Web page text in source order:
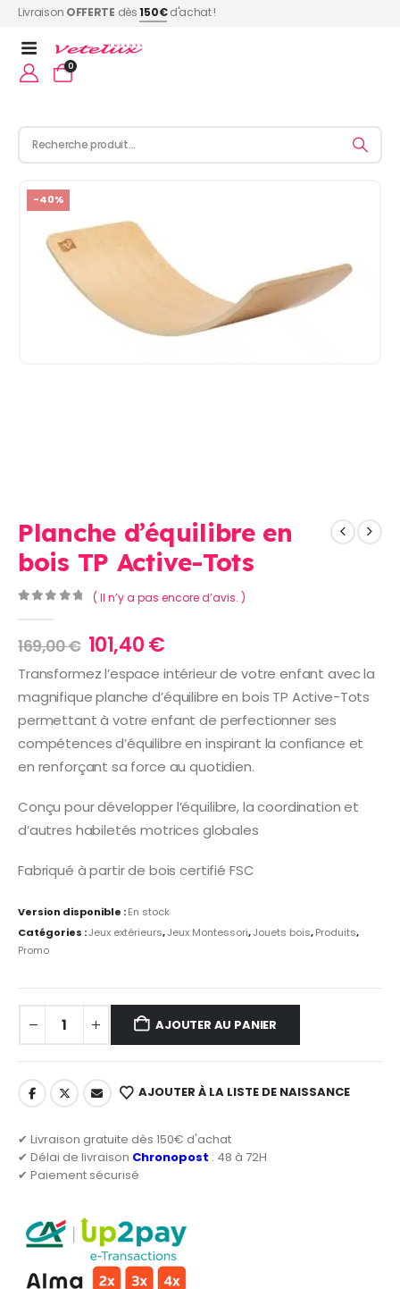
Livraison OFFERTE dès150€d'achat !
0
-40%
Planche d’équilibre en
bois TP Active-Tots
( Il n’y a pas encore d’avis. )
169,00€ Le
prix
initial
était :
169,00 €.
101,40€Le
prix
actuel
est :
101,40 €.
Transformez l’espace intérieur de votre enfant avec la
magnifique planche d’équilibre en bois TP Active-Tots
permettant à votre enfant de perfectionner ses
compétences d’équilibre en inspirant la confiance et
en renforçant sa force au quotidien.
Conçu pour développer l’équilibre, la coordination et
d’autres habiletés motrices globales
Fabriqué à partir de bois certifié FSC
Version disponible :En stock
Catégories :Jeux extérieurs,Jeux Montessori,Jouets bois,Produits,
Promo
AJOUTER AU PANIER
AJOUTER À LA LISTE DE NAISSANCE
✔ Livraison gratuite dès 150€ d'achat
✔ Délai de livraison Chronopost : 48 à 72H
✔ Paiement sécurisé